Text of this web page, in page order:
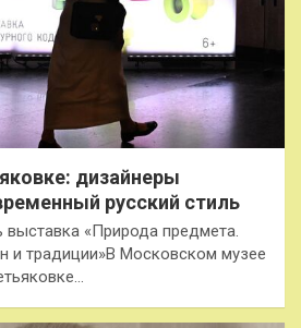
дизайнеры
русский стиль
«Природа предмета.
и традиции»В Московском музее